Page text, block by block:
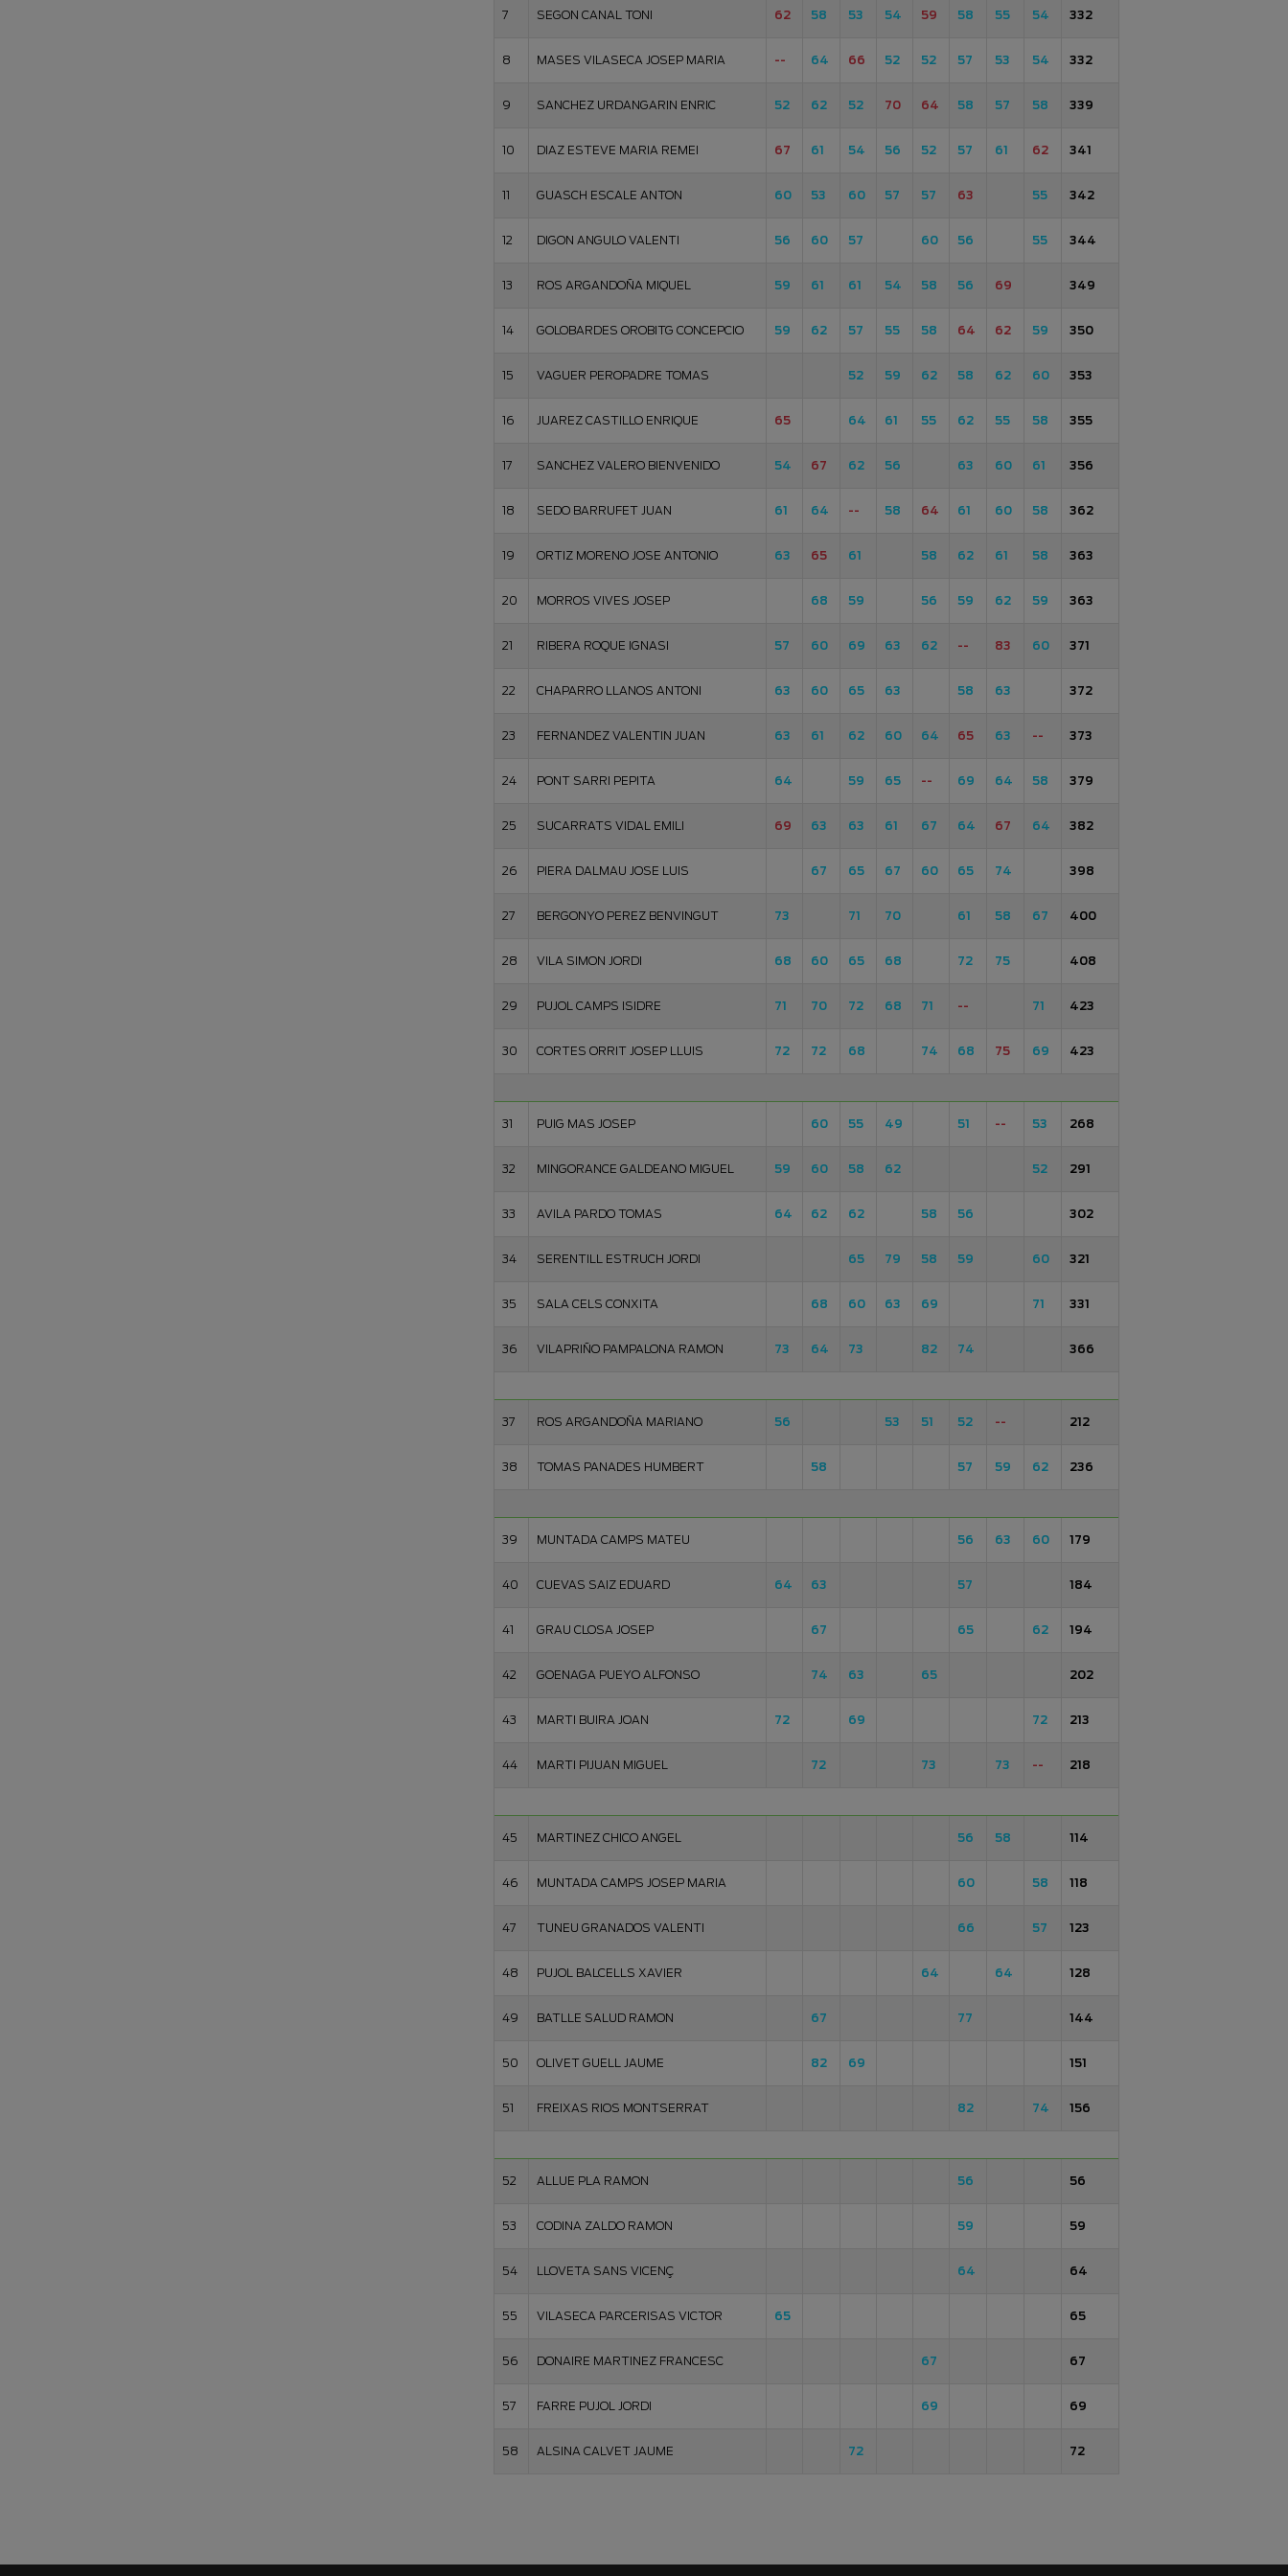
7 SEGON CANAL TONI 62 58 53 54 59 58 55 54 332
8 MASES VILASECA JOSEP MARIA -- 64 66 52 52 57 53 54 332
9 SANCHEZ URDANGARIN ENRIC 52 62 52 70 64 58 57 58 339
10 DIAZ ESTEVE MARIA REMEI 67 61 54 56 52 57 61 62 341
11 GUASCH ESCALE ANTON 60 53 60 57 57 63 55 342
12 DIGON ANGULO VALENTI 56 60 57 60 56 55 344
13 ROS ARGANDOÑA MIQUEL 59 61 61 54 58 56 69 349
14 GOLOBARDES OROBITG CONCEPCIO 59 62 57 55 58 64 62 59 350
15 VAGUER PEROPADRE TOMAS 52 59 62 58 62 60 353
16 JUAREZ CASTILLO ENRIQUE 65 64 61 55 62 55 58 355
17 SANCHEZ VALERO BIENVENIDO 54 67 62 56 63 60 61 356
18 SEDO BARRUFET JUAN 61 64 -- 58 64 61 60 58 362
19 ORTIZ MORENO JOSE ANTONIO 63 65 61 58 62 61 58 363
20 MORROS VIVES JOSEP 68 59 56 59 62 59 363
21 RIBERA ROQUE IGNASI 57 60 69 63 62 -- 83 60 371
22 CHAPARRO LLANOS ANTONI 63 60 65 63 58 63 372
23 FERNANDEZ VALENTIN JUAN 63 61 62 60 64 65 63 -- 373
24 PONT SARRI PEPITA 64 59 65 -- 69 64 58 379
25 SUCARRATS VIDAL EMILI 69 63 63 61 67 64 67 64 382
26 PIERA DALMAU JOSE LUIS 67 65 67 60 65 74 398
27 BERGONYO PEREZ BENVINGUT 73 71 70 61 58 67 400
28 VILA SIMON JORDI 68 60 65 68 72 75 408
29 PUJOL CAMPS ISIDRE 71 70 72 68 71 -- 71 423
30 CORTES ORRIT JOSEP LLUIS 72 72 68 74 68 75 69 423
31 PUIG MAS JOSEP 60 55 49 51 -- 53 268
32 MINGORANCE GALDEANO MIGUEL 59 60 58 62 52 291
33 AVILA PARDO TOMAS 64 62 62 58 56 302
34 SERENTILL ESTRUCH JORDI 65 79 58 59 60 321
35 SALA CELS CONXITA 68 60 63 69 71 331
36 VILAPRIÑO PAMPALONA RAMON 73 64 73 82 74 366
37 ROS ARGANDOÑA MARIANO 56 53 51 52 -- 212
38 TOMAS PANADES HUMBERT 58 57 59 62 236
39 MUNTADA CAMPS MATEU 56 63 60 179
40 CUEVAS SAIZ EDUARD 64 63 57 184
41 GRAU CLOSA JOSEP 67 65 62 194
42 GOENAGA PUEYO ALFONSO 74 63 65 202
43 MARTI BUIRA JOAN 72 69 72 213
44 MARTI PIJUAN MIGUEL 72 73 73 -- 218
45 MARTINEZ CHICO ANGEL 56 58 114
46 MUNTADA CAMPS JOSEP MARIA 60 58 118
47 TUNEU GRANADOS VALENTI 66 57 123
48 PUJOL BALCELLS XAVIER 64 64 128
49 BATLLE SALUD RAMON 67 77 144
50 OLIVET GUELL JAUME 82 69 151
51 FREIXAS RIOS MONTSERRAT 82 74 156
52 ALLUE PLA RAMON 56 56
53 CODINA ZALDO RAMON 59 59
54 LLOVETA SANS VICENÇ 64 64
55 VILASECA PARCERISAS VICTOR 65 65
56 DONAIRE MARTINEZ FRANCESC 67 67
57 FARRE PUJOL JORDI 69 69
58 ALSINA CALVET JAUME 72 72